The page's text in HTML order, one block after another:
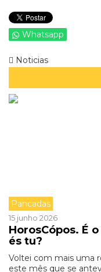
Whatsapp
Noticias
Pancadas
15 junho 2026
HorosCópos. É
és tu?
Voltei com mais uma
este mês que se